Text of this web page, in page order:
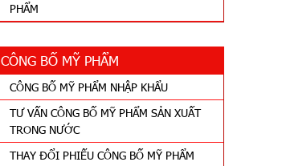
PHẨM
CÔNG BỐ MỸ PHẨM
CÔNG BỐ MỸ PHẨM NHẬP KHẨU
TƯ VẤN CÔNG BỐ MỸ PHẨM SẢN XUẤT
TRONG NƯỚC
THAY ĐỔI PHIẾU CÔNG BỐ MỸ PHẨM